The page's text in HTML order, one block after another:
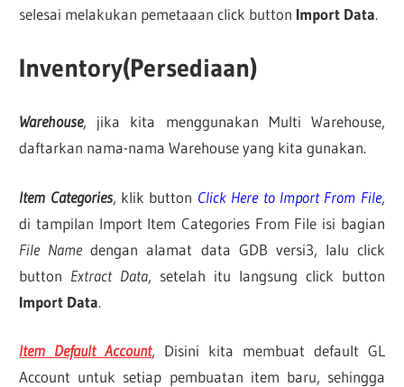
selesai melakukan pemetaaan click button Import Data.
Inventory(Persediaan)
Warehouse, jika kita menggunakan Multi Warehouse,
daftarkan nama-nama Warehouse yang kita gunakan.
Item Categories, klik button Click Here to Import From File,
di tampilan Import Item Categories From File isi bagian
File Namedengan alamat data GDB versi3, lalu click
button Extract Data, setelah itu langsung click button
Import Data.
Item Default Account, Disini kita membuat default GL
Account untuk setiap pembuatan item baru, sehingga